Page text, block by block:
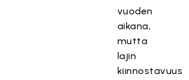
vuoden
aikana,
mutta
lajin
kiinnostavuus